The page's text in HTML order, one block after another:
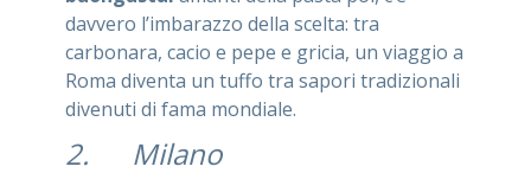
davvero l’imbarazzo della scelta: tra
carbonara, cacio e pepe e gricia, un viaggio a
Roma diventa un tuffo tra sapori tradizionali
divenuti di fama mondiale.
2. Milano